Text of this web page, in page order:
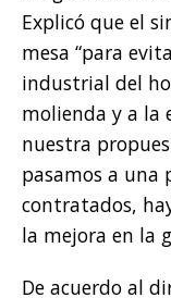
Explicó que el
mesa “para
industrial del
molienda y a la
nuestra
pasamos a una
contratados,
la mejora en la
De acuerdo al